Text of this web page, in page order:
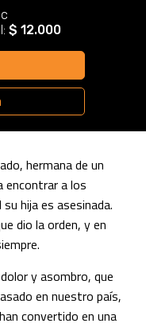
$ 12.000
hermana de un
encontrar a los
hija es asesinada.
dio la orden, y en
y asombro, que
en nuestro país,
convertido en una